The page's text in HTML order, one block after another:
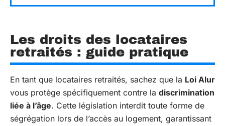
Les droits des locataires
retraités : guide pratique
En tant que locataires retraités, sachez que la Loi Alur
vous protège spécifiquement contre la discrimination
liée à l’âge. Cette législation interdit toute forme de
ségrégation lors de l’accès au logement, garantissant